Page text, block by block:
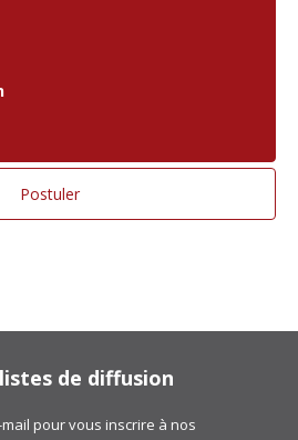
de diffusion
pour vous inscrire à nos